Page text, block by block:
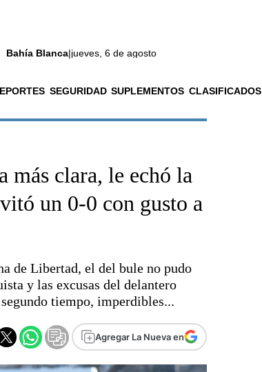
Bahía Blanca|jueves, 6 de agosto
SEGURIDAD SUPLEMENTOS CLASIFICADOS
Sur
clara, le echó la
un 0-0 con gusto a
de Libertad, el del bule no pudo
y las excusas del delantero
tiempo, imperdibles...
Agregar La Nueva en